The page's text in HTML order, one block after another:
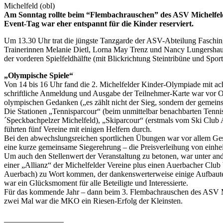
Michelfeld (obl)
Am Sonntag rollte beim “Flembachrauschen” des ASV
Event-Tag war eher entspannt für die Kinder reserviert.
Um 13.30 Uhr trat die jüngste Tanzgarde der ASV-Abteilung
Trainerinnen Melanie Dietl, Lorna May Trenz und Nancy
der vorderen Spielfeldhälfte (mit Blickrichtung Steintribüne und
„Olympische Spiele“
Von 14 bis 16 Uhr fand die 2. Michelfelder Kinder-Olympiade mit
schriftliche Anmeldung und Ausgabe der Teilnehmer-Karte war vor
olympischen Gedanken („es zählt nicht der Sieg, sondern der
Die Stationen „Tennisparcour“ (beim unmittelbar benachbarten
´Speckbachpelzer Michelfeld), „Skiparcour“ (erstmals vom Ski
führten fünf Vereine mit einigen Helfern durch.
Bei den abwechslungsreichen sportlichen Übungen war vor allem
eine kurze gemeinsame Siegerehrung – die Preisverleihung von
Um auch den Stellenwert der Veranstaltung zu betonen, war unter
einer „Allianz“ der Michelfelder Vereine plus einen Auerbacher
Auerbach) zu Wort kommen, der dankenswerterweise einige
war ein Glücksmoment für alle Beteiligte und Interessierte.
Für das kommende Jahr – dann beim 3. Flembachrauschen des
zwei Mal war die MKO ein Riesen-Erfolg der Kleinsten.